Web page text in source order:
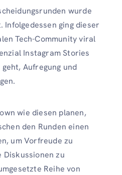
wurde
ging dieser
Tech-Community viral
Instagram Stories
Aufregung und
wie diesen planen,
den Runden einen
um Vorfreude zu
Diskussionen zu
Reihe von